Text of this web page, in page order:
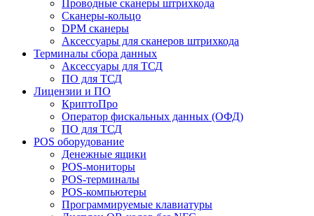
Проводные сканеры штрихкода
Сканеры-кольцо
DPM сканеры
Аксессуары для сканеров штрихкода
Терминалы сбора данных
Аксессуары для ТСД
ПО для ТСД
Лицензии и ПО
КриптоПро
Оператор фискальных данных (ОФД)
ПО для ТСД
POS оборудование
Денежные ящики
POS-мониторы
POS-терминалы
POS-компьютеры
Программируемые клавиатуры